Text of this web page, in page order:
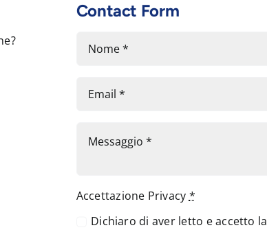
Contact Form
Accettazione Privacy *
Dichiaro di aver letto e accetto la